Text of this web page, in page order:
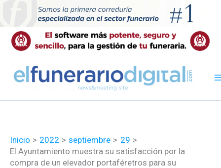
contenido
Inicio 2022 septiembre
29
El Ayuntamiento muestra su satisfacción por la
compra de un elevador portaféretros para su